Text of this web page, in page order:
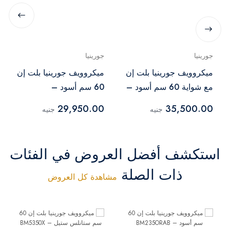
جورينيا
ميكروويف جورينيا بلت إن
مع شواية 60 سم أسود –
35,500.00 جنيه
جورينيا
ميكروويف جورينيا بلت إن
60 سم أسود –
29,950.00 جنيه
استكشف أفضل العروض في الفئات
ذات الصلة مشاهدة كل العروض